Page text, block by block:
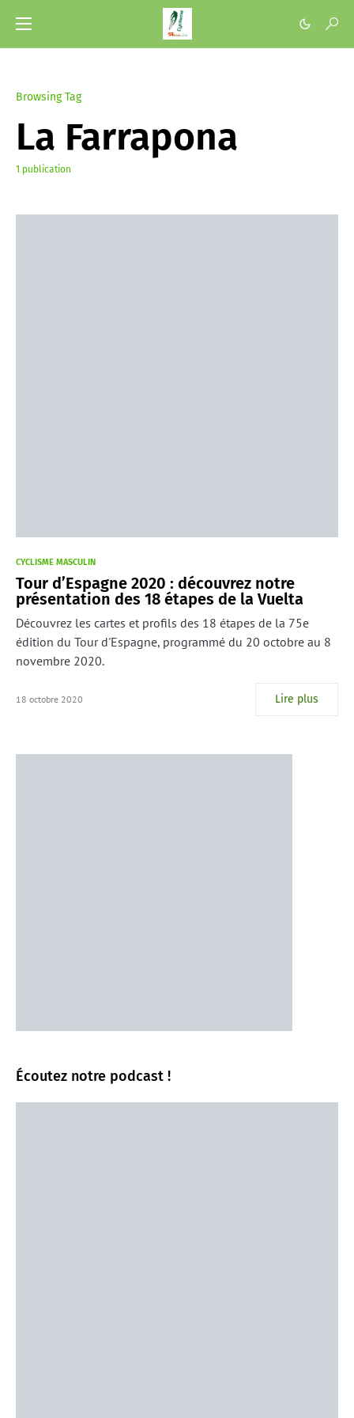
Browsing Tag
La Farrapona
1 publication
CYCLISME MASCULIN
Tour d’Espagne 2020 : découvrez notre
présentation des 18 étapes de la Vuelta
Découvrez les cartes et profils des 18 étapes de la 75e
édition du Tour d'Espagne, programmé du 20 octobre au 8
novembre 2020.
18 octobre 2020 Lire plus
Écoutez notre podcast !